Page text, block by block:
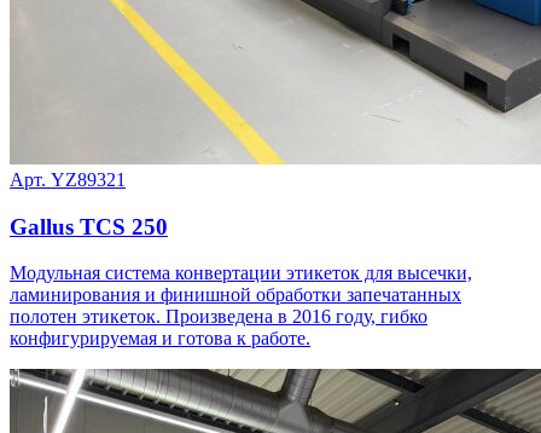
Арт. YZ89321
Gallus TCS 250
Модульная система конвертации этикеток для высечки,
ламинирования и финишной обработки запечатанных
полотен этикеток. Произведена в 2016 году, гибко
конфигурируемая и готова к работе.